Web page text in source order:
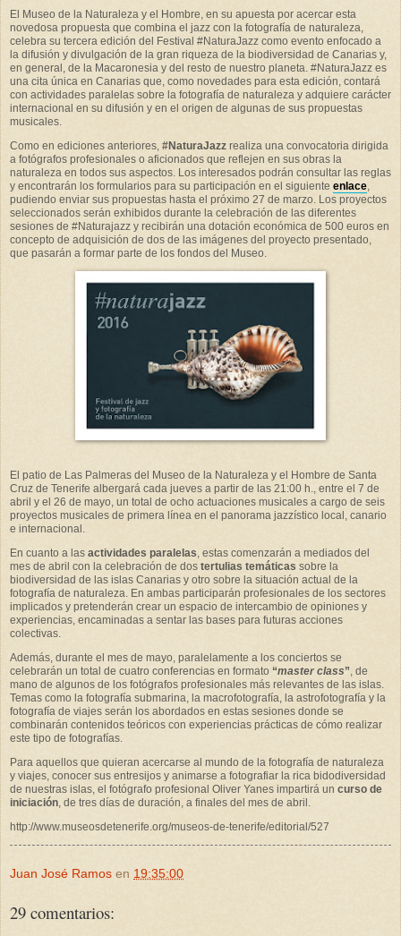
El Museo de la Naturaleza y el Hombre, en su apuesta por acercar esta
novedosa propuesta que combina el jazz con la fotografía de naturaleza,
celebra su tercera edición del Festival #NaturaJazz como evento enfocado a
la difusión y divulgación de la gran riqueza de la biodiversidad de Canarias y,
en general, de la Macaronesia y del resto de nuestro planeta. #NaturaJazz es
una cita única en Canarias que, como novedades para esta edición, contará
con actividades paralelas sobre la fotografía de naturaleza y adquiere carácter
internacional en su difusión y en el origen de algunas de sus propuestas
musicales.
Como en ediciones anteriores, #NaturaJazz realiza una convocatoria dirigida
a fotógrafos profesionales o aficionados que reflejen en sus obras la
naturaleza en todos sus aspectos. Los interesados podrán consultar las reglas
y encontrarán los formularios para su participación en el siguiente enlace,
pudiendo enviar sus propuestas hasta el próximo 27 de marzo. Los proyectos
seleccionados serán exhibidos durante la celebración de las diferentes
sesiones de #Naturajazz y recibirán una dotación económica de 500 euros en
concepto de adquisición de dos de las imágenes del proyecto presentado,
que pasarán a formar parte de los fondos del Museo.
El patio de Las Palmeras del Museo de la Naturaleza y el Hombre de Santa
Cruz de Tenerife albergará cada jueves a partir de las 21:00 h., entre el 7 de
abril y el 26 de mayo, un total de ocho actuaciones musicales a cargo de seis
proyectos musicales de primera línea en el panorama jazzístico local, canario
e internacional.
En cuanto a las actividades paralelas, estas comenzarán a mediados del
mes de abril con la celebración de dos tertulias temáticas sobre la
biodiversidad de las islas Canarias y otro sobre la situación actual de la
fotografía de naturaleza. En ambas participarán profesionales de los sectores
implicados y pretenderán crear un espacio de intercambio de opiniones y
experiencias, encaminadas a sentar las bases para futuras acciones
colectivas.
Además, durante el mes de mayo, paralelamente a los conciertos se
celebrarán un total de cuatro conferencias en formato “master class”, de
mano de algunos de los fotógrafos profesionales más relevantes de las islas.
Temas como la fotografía submarina, la macrofotografía, la astrofotografía y la
fotografía de viajes serán los abordados en estas sesiones donde se
combinarán contenidos teóricos con experiencias prácticas de cómo realizar
este tipo de fotografías.
Para aquellos que quieran acercarse al mundo de la fotografía de naturaleza
y viajes, conocer sus entresijos y animarse a fotografiar la rica bidodiversidad
de nuestras islas, el fotógrafo profesional Oliver Yanes impartirá un curso de
iniciación, de tres días de duración, a finales del mes de abril.
http://www.museosdetenerife.org/museos-de-tenerife/editorial/527
Juan José Ramos en 19:35:00
29 comentarios: